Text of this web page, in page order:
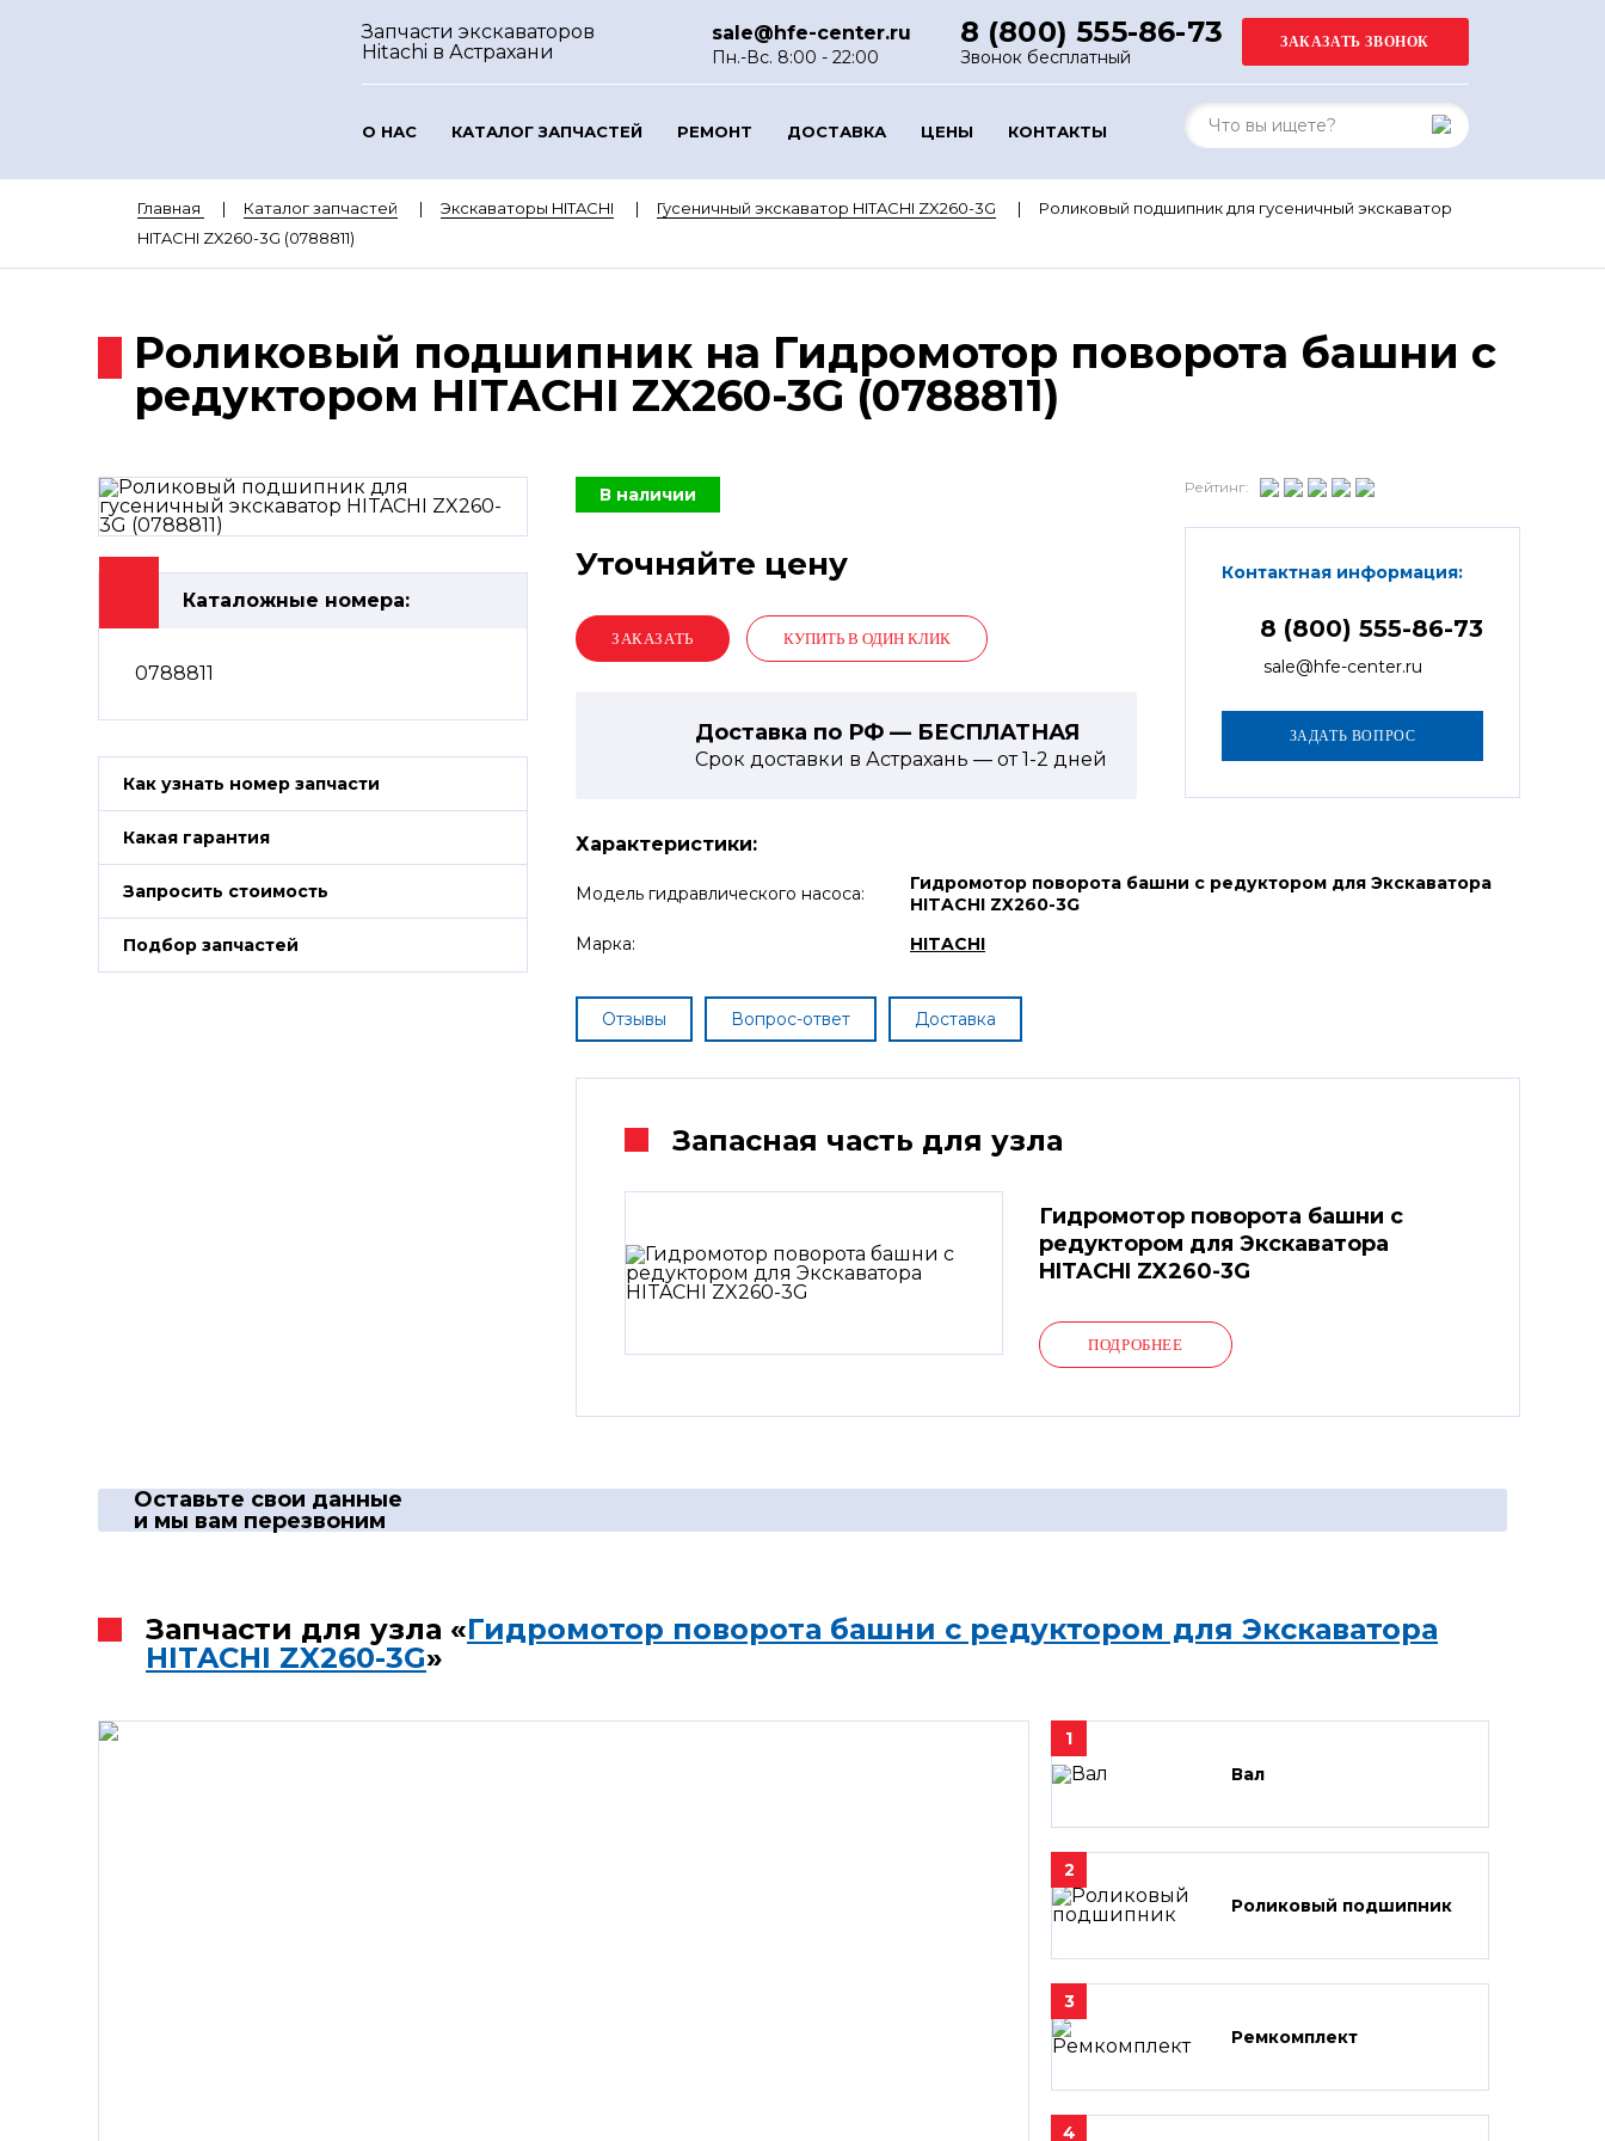
Запчасти экскаваторов
Hitachi в Астрахани
sale@hfe-center.ru
Пн.-Вс. 8:00 - 22:00
8 (800) 555-86-73
Звонок бесплатный
О НАС КАТАЛОГ ЗАПЧАСТЕЙ РЕМОНТ ДОСТАВКА ЦЕНЫ КОНТАКТЫ
Главная Каталог запчастей Экскаваторы HITACHI Гусеничный экскаватор HITACHI ZX260-3G
Роликовый подшипник для гусеничный экскаватор
HITACHI ZX260-3G (0788811)
Роликовый подшипник на Гидромотор поворота башни с
редуктором HITACHI ZX260-3G (0788811)
Каталожные номера:
0788811
Как узнать номер запчасти
Какая гарантия
Запросить стоимость
Подбор запчастей
В наличии
Уточняйте цену
КУПИТЬ В ОДИН КЛИК
Доставка по РФ — БЕСПЛАТНАЯ
Срок доставки в Астрахань — от1-2 дней
Рейтинг:
Контактная информация:
8 (800) 555-86-73
sale@hfe-center.ru
Характеристики:
Модель гидравлического насоса:
Гидромотор поворота башни с редуктором для Экскаватора
HITACHI ZX260-3G
Марка:
HITACHI
Отзывы Вопрос-ответ Доставка
Запасная часть для узла
Гидромотор поворота башни с
редуктором для Экскаватора
HITACHI ZX260-3G
ПОДРОБНЕЕ
Оставьте свои данные
и мы вам перезвоним
Запчасти для узла «Гидромотор поворота башни с редуктором для Экскаватора
HITACHI ZX260-3G»
1
Вал
2
Роликовый подшипник
3
Ремкомплект
4